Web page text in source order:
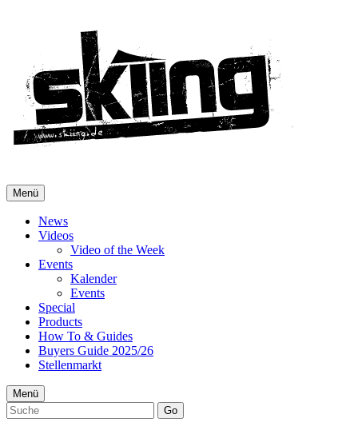
Menü
News
Videos
Video of the Week
Events
Kalender
Events
Special
Products
How To & Guides
Buyers Guide 2025/26
Stellenmarkt
Menü
Go